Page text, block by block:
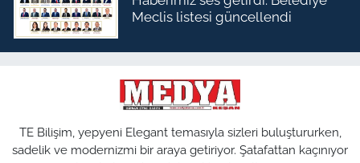
Meclis listesi güncellendi
TE Bilişim, yepyeni Elegant temasıyla sizleri buluştururken,
sadelik ve modernizmi bir araya getiriyor. Şatafattan kaçınıyor